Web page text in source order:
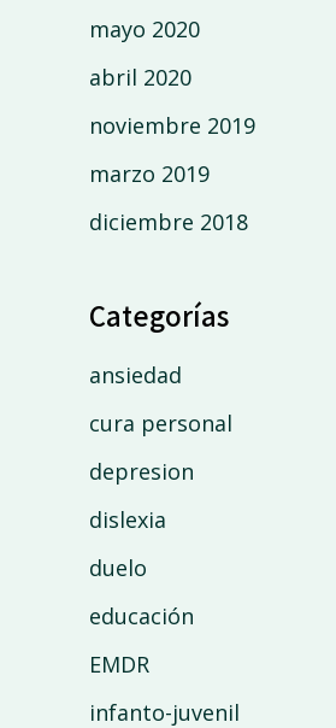
mayo 2020
abril 2020
noviembre 2019
marzo 2019
diciembre 2018
Categorías
ansiedad
cura personal
depresion
dislexia
duelo
educación
EMDR
infanto-juvenil